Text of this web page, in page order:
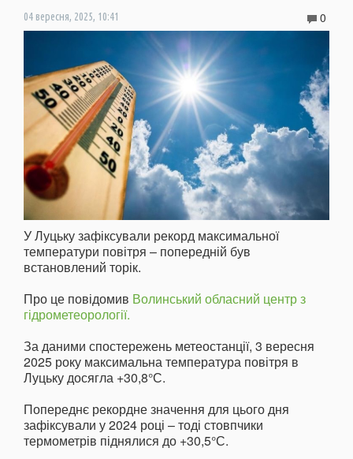
04 вересня, 2025, 10:41 0
У Луцьку зафіксували рекорд максимальної
температури повітря – попередній був
встановлений торік.
Про це повідомив Волинський обласний центр з
гідрометеорології.
За даними спостережень метеостанції, 3 вересня
2025 року максимальна температура повітря в
Луцьку досягла +30,8° С.
Попереднє рекордне значення для цього дня
зафіксували у 2024 році – тоді стовпчики
термометрів піднялися до +30,5° С.